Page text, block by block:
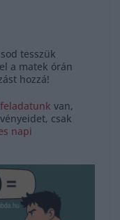
tesszük
a matek órán
hozzá!
feladatunk van,
csak
napi